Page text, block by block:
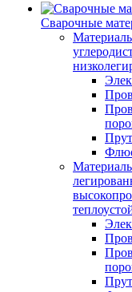
Сварочные